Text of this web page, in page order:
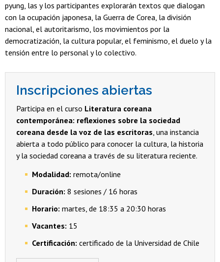
pyung, las y los participantes explorarán textos que dialogan
con la ocupación japonesa, la Guerra de Corea, la división
nacional, el autoritarismo, los movimientos por la
democratización, la cultura popular, el feminismo, el duelo y la
tensión entre lo personal y lo colectivo.
Inscripciones abiertas
Participa en el curso Literatura coreana
contemporánea: reflexiones sobre la sociedad
coreana desde la voz de las escritoras, una instancia
abierta a todo público para conocer la cultura, la historia
y la sociedad coreana a través de su literatura reciente.
Modalidad: remota/online
Duración: 8 sesiones / 16 horas
Horario: martes, de 18:35 a 20:30 horas
Vacantes: 15
Certificación: certificado de la Universidad de Chile